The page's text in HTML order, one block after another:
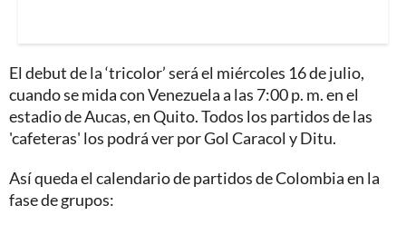
El debut de la ‘tricolor’ será el miércoles 16 de julio,
cuando se mida con Venezuela a las 7:00 p. m. en el
estadio de Aucas, en Quito. Todos los partidos de las
'cafeteras' los podrá ver por Gol Caracol y Ditu.
Así queda el calendario de partidos de Colombia en la
fase de grupos: